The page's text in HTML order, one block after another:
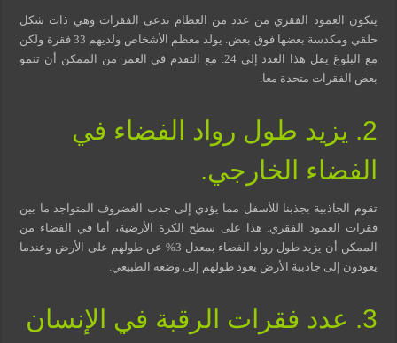
مسببات التعرق الليلي
يتكون العمود الفقري من عدد من العظام تدعى الفقرات وهي ذات شكل
حلقي ومكدسة بعضها فوق بعض. يولد معظم الأشخاص ولديهم 33 فقرة ولكن
مع البلوغ يقل هذا العدد إلى 24. مع التقدم في العمر من الممكن أن تنمو
بعض الفقرات متحدة معا.
2. يزيد طول رواد الفضاء في
الفضاء الخارجي.
تقوم الجاذبية بجذبنا للأسفل مما يؤدي إلى جذب الغضروف المتواجد ما بين
فقرات العمود الفقري. هذا على سطح الكرة الأرضية، أما في الفضاء من
الممكن أن يزيد طول رواد الفضاء بمعدل 3% عن طولهم على الأرض وعندما
يعودون إلى جاذبية الأرض يعود طولهم إلى وضعه الطبيعي.
3. عدد فقرات الرقبة في الإنسان